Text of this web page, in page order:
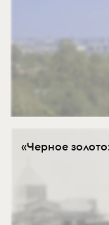
«Черное